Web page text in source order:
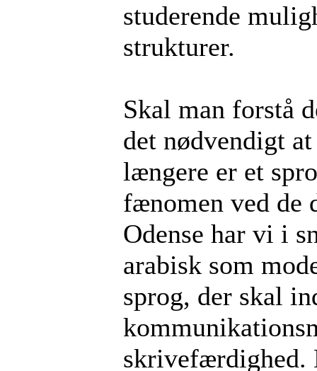
studerende
strukturer.
Skal man forstå
det nødvendigt
længere er et
fænomen ved de
Odense har vi i
arabisk som
sprog, der skal
skrivefærdighed.